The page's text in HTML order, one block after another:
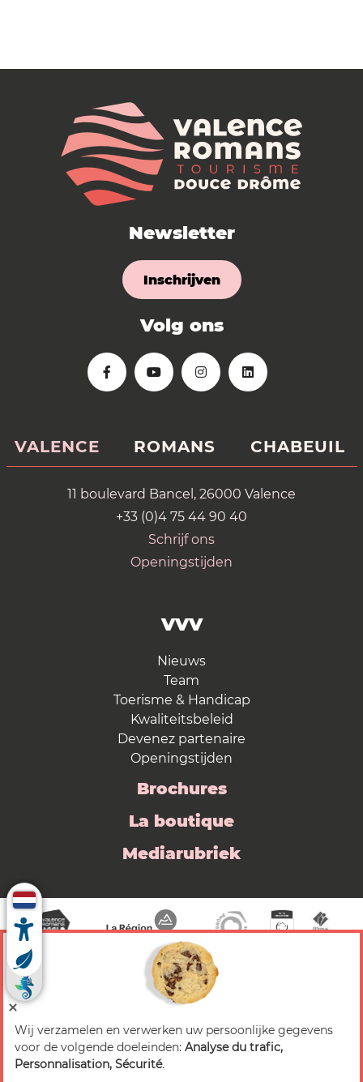
Newsletter
Inschrijven
Volg ons
VALENCE ROMANS CHABEUIL
11 boulevard Bancel, 26000 Valence
+33 (0)4 75 44 90 40
Schrijf ons
Openingstijden
VVV
Nieuws
Team
Toerisme & Handicap
Kwaliteitsbeleid
Devenez partenaire
Openingstijden
Brochures
La boutique
Mediarubriek
© 2026 Valence Romans Tourisme — Alle rechten
voorbehouden
Wij verzamelen en verwerken uw persoonlijke gegevens
voor de volgende doeleinden: Analyse du trafic,
Personnalisation, Sécurité.